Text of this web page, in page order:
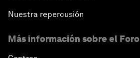
Nuestra repercusión
Más información sobre el Foro